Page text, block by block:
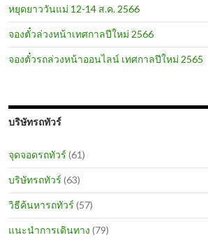
หยุดยาววันแม่ 12-14 ส.ค. 2566
จองตั๋วล่วงหน้าเทศกาลปีใหม่ 2566
จองตั๋วรถล่วงหน้าออนไลน์ เทศกาลปีใหม่ 2565
บริษัทรถทัวร์
จุดจอดรถทัวร์ (61)
บริษัทรถทัวร์ (63)
วิธีค้นหารถทัวร์ (57)
แนะนำการเดินทาง (79)